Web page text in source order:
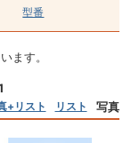
型番
ます。
+リスト リスト 写真